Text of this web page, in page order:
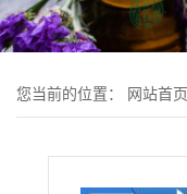
您当前的位置： 网站首页